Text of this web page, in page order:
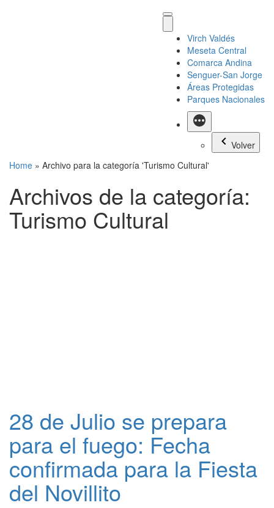
Virch Valdés
Meseta Central
Comarca Andina
Senguer-San Jorge
Áreas Protegidas
Parques Nacionales
Más
Volver
Home » Archivo para la categoría 'Turismo Cultural'
Archivos de la categoría:
Turismo Cultural
28 de Julio se prepara
para el fuego: Fecha
confirmada para la Fiesta
del Novillito